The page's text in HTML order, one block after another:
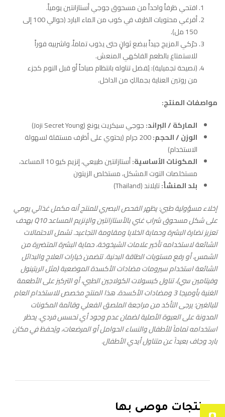
افتحي ظرفاً واحداً من مسحوق جوجي أستازانتين يومياً.
أفرغي محتويات الظرف في كوب من الماء البارد (حوالي 100 إلى
150 مل).
حرّكي المزيج جيداً ببضع ثوانٍ حتى يذوب تماماً، واشربيه فوراً
للاستمتاع بالطعم الفاكهي المنعش.
(نصيحة تجميلية): يُفضل تناوله بانتظام صباحاً أو قبل النوم كجزء
من روتين العناية بجمالكِ من الداخل.
مواصفات المنتج:
الماركة / البراند:جوجي سيكريت يونغ (Joji Secret Young)
الوزن / الحجم:
200 جرام (يحتوي على أظرف مستقلة لسهولة
الاستخدام)
المكونات الأساسية:
أستازانتين طبيعي، إنزيم كيو 10 المساعد،
مستخلصات التوت المشكل، مستخلص الزيتون
بلد المنشأ:تايلاند (Thailand)
إخلاء مسؤولية طبي: يظهر الفحص البصري للمنتج أنه مكمل غذائي يومي
على شكل مسحوق شراب غني بالأستازانتين والإنزيم المساعدQ10بهدف
تعزيز نضارة البشرة وحماية الخلايا ومقاومة التجاعيد. تشمل الاحتمالات
الشائعة لاستخدامه تأخير علامات الشيخوخة، حماية البشرة المتضررة من
الشمس، أو رفع مستويات الطاقة البدنية. تتضمن خيارات العلاج والبدائل
الشائعة استخدام سيرومات مضادات الأكسدة الموضعية (مثل الريتينول
وفيتامين سي)، تناول كبسولات الكولاجين الطبي، أو التركيز على الأطعمة
الغنية بأوميجا 3 ومضادات الأكسدة. هذا المنتج مخصص للاستخدام العام
للبالغين؛ يرجى التأكد من مراجعة الملصق الفعلي وقائمة المكونات
المدونة على العبوة الأصلية لضمان عدم وجود أي تحسس فردي. يحظر
استخدامه تماماً للأطفال والنساء الحوامل أو المرضعات، ويُحفظ في مكان
بارد وجاف بعيداً عن متناول أيدي الأطفال.
منتجات موصى بها